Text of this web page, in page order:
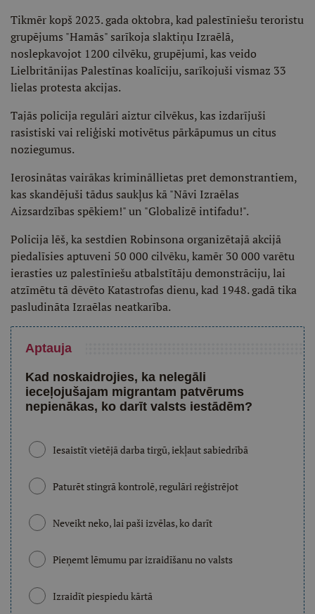
Tikmēr kopš 2023. gada oktobra, kad palestīniešu teroristu
grupējums "Hamās" sarīkoja slaktiņu Izraēlā,
noslepkavojot 1200 cilvēku, grupējumi, kas veido
Lielbritānijas Palestīnas koalīciju, sarīkojuši vismaz 33
lielas protesta akcijas.
Tajās policija regulāri aiztur cilvēkus, kas izdarījuši
rasistiski vai reliģiski motivētus pārkāpumus un citus
noziegumus.
Ierosinātas vairākas krimināllietas pret demonstrantiem,
kas skandējuši tādus saukļus kā "Nāvi Izraēlas
Aizsardzības spēkiem!" un "Globalizē intifadu!".
Policija lēš, ka sestdien Robinsona organizētajā akcijā
piedalīsies aptuveni 50 000 cilvēku, kamēr 30 000 varētu
ierasties uz palestīniešu atbalstītāju demonstrāciju, lai
atzīmētu tā dēvēto Katastrofas dienu, kad 1948. gadā tika
pasludināta Izraēlas neatkarība.
Aptauja
Kad noskaidrojies, ka nelegāli
ieceļojušajam migrantam patvērums
nepienākas, ko darīt valsts iestādēm?
Iesaistīt vietējā darba tirgū, iekļaut sabiedrībā
Paturēt stingrā kontrolē, regulāri reģistrējot
Neveikt neko, lai paši izvēlas, ko darīt
Pieņemt lēmumu par izraidīšanu no valsts
Izraidīt piespiedu kārtā